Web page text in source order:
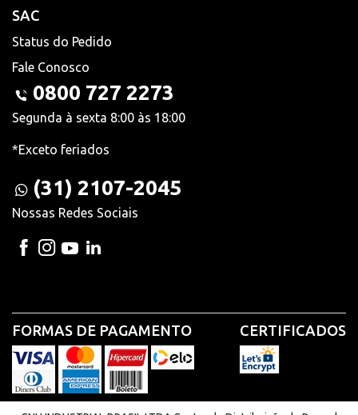
SAC
Status do Pedido
Fale Conosco
0800 727 2273
Segunda à sexta 8:00 às 18:00
*Exceto feriados
(31) 2107-2045
Nossas Redes Sociais
FORMAS DE PAGAMENTO CERTIFICADOS